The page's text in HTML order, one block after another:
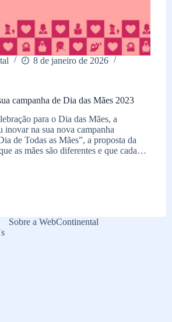
8 de janeiro de 2026
campanha de Dia das Mães 2023
para o Dia das Mães, a
inovar na sua nova campanha
de Todas as Mães”, a proposta da
as mães são diferentes e que cada…
Sobre a WebContinental